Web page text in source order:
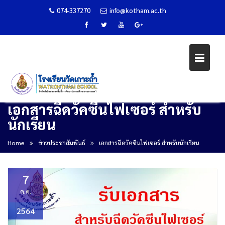
Skip
content
074-337270 info@kotham.ac.th
เอกสารฉีดวัคซีนไฟเซอร์ สำหรับ
นักเรียน
Home ข่าวประชาสัมพันธ์ เอกสารฉีดวัคซีนไฟเซอร์ สำหรับนักเรียน
7
ต.ค.
2564